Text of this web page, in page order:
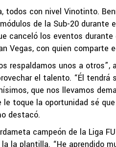
todos con nivel Vinotinto.
de la Sub-20 durante
canceló los eventos
Vegas, con quien comparte
respaldamos unos a otros”,
el talento. “Él tendrá
que nos llevamos
toque la oportunidad sé
destacó.
campeón de la Liga
la plantilla. “He aprendido